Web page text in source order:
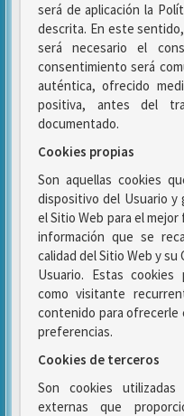
será de aplicación la
descrita. En este
será necesario el
consentimiento será
auténtica, ofrecido
positiva, antes del
documentado.
Cookies propias
Son aquellas cookies
dispositivo del Usuario y
el Sitio Web para el
información que se
calidad del Sitio Web y
Usuario. Estas
como visitante
contenido para ofrecerle
preferencias.
Cookies de terceros
Son cookies
externas que